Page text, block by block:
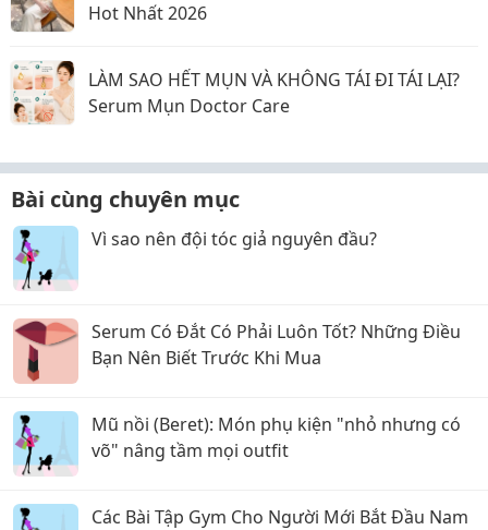
Hot Nhất 2026
LÀM SAO HẾT MỤN VÀ KHÔNG TÁI ĐI TÁI LẠI?
Serum Mụn Doctor Care
Bài cùng chuyên mục
Vì sao nên đội tóc giả nguyên đầu?
Serum Có Đắt Có Phải Luôn Tốt? Những Điều
Bạn Nên Biết Trước Khi Mua
Mũ nồi (Beret): Món phụ kiện "nhỏ nhưng có
võ" nâng tầm mọi outfit
Các Bài Tập Gym Cho Người Mới Bắt Đầu Nam